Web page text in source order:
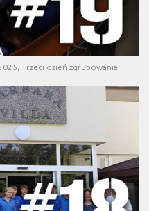
Trzeci dzień zgrupowania